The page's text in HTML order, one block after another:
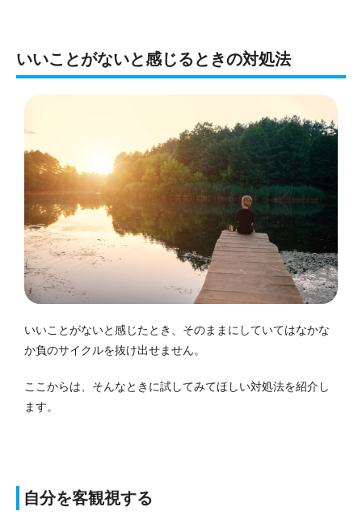
いいことがないと感じるときの対処法
いいことがないと感じたとき、そのままにしていてはなかな
か負のサイクルを抜け出せません。
ここからは、そんなときに試してみてほしい対処法を紹介し
ます。
自分を客観視する